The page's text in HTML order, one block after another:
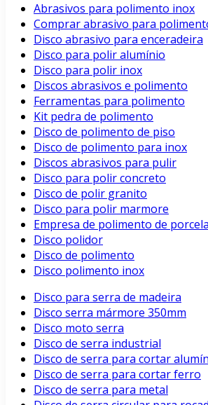
Abrasivos para polimento inox
Comprar abrasivo para
Disco abrasivo para enceradeira
Disco para polir alumínio
Disco para polir inox
Discos abrasivos e polimento
Ferramentas para polimento
Kit pedra de polimento
Disco de polimento de piso
Disco de polimento para inox
Discos abrasivos para pulir
Disco para polir concreto
Disco de polir granito
Disco para polir marmore
Empresa de polimento de
Disco polidor
Disco de polimento
Disco polimento inox
Disco para serra de madeira
Disco serra mármore 350mm
Disco moto serra
Disco de serra industrial
Disco de serra para cortar
Disco de serra para cortar ferro
Disco de serra para metal